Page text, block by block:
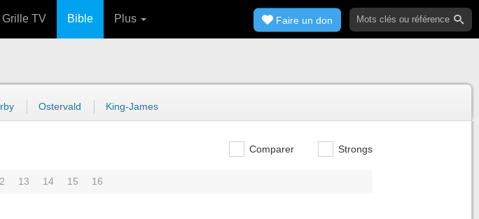
Grille TV Bible Plus Faire un don
Ostervald King-James
Comparer Strongs
13 14 15 16